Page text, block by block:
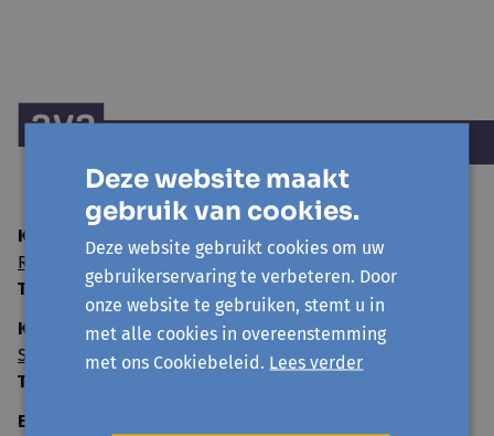
Kantoor Sint-Niklaas (hoofdzetel)
Rode Kruisstraat 23 - 9100 Sint-Niklaas
T:
03 775 44 84
Kantoor Zottegem:
Sint-Annastraat 8 - 9620 Zottegem
T:
E-mail
Deze website maakt
gebruik van cookies.
Deze website gebruikt cookies om uw
gebruikerservaring te verbeteren. Door
onze website te gebruiken, stemt u in
met alle cookies in overeenstemming
met ons Cookiebeleid. Lees verder